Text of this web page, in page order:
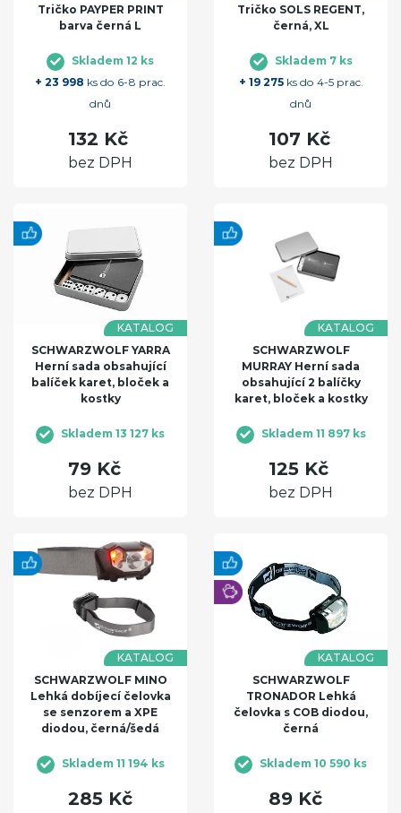
Tričko PAYPER PRINT
barva černá L
Skladem 12 ks
+ 23 998 ks do 6-8 prac.
dnů
132 Kč
bez DPH
Tričko SOLS REGENT,
černá, XL
Skladem 7 ks
+ 19 275ks do 4-5 prac.
dnů
107 Kč
bez DPH
KATALOG
SCHWARZWOLF YARRA
Herní sada obsahující
balíček karet, bloček a
kostky
Skladem 13 127 ks
79 Kč
bez DPH
KATALOG
SCHWARZWOLF
MURRAY Herní sada
obsahující 2 balíčky
karet, bloček a kostky
Skladem 11 897 ks
125 Kč
bez DPH
KATALOG
SCHWARZWOLF MINO
Lehká dobíjecí čelovka
se senzorem a XPE
diodou, černá/šedá
Skladem 11 194 ks
285 Kč
KATALOG
SCHWARZWOLF
TRONADOR Lehká
čelovka s COB diodou,
černá
Skladem 10 590 ks
89 Kč